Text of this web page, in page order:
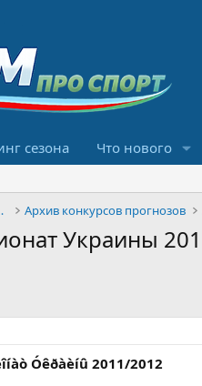
сезона Что нового
результатов Архив конкурсов прогнозов
Украины
Óêðàèíû 2011/2012